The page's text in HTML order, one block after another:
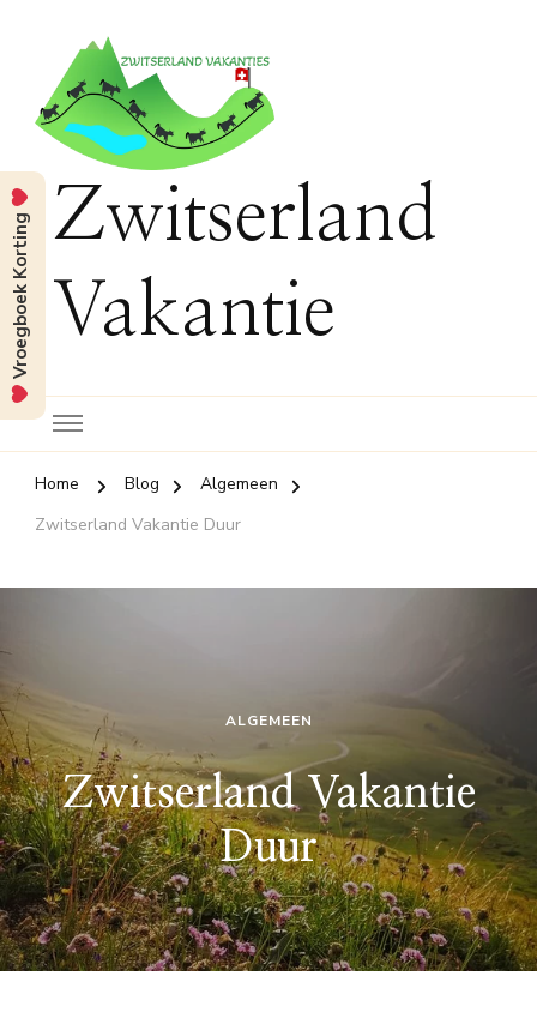
Zwitserland
Vakantie
Home Blog
Algemeen
Zwitserland Vakantie Duur
ALGEMEEN
Zwitserland Vakantie
Duur
Vroegboek Korting